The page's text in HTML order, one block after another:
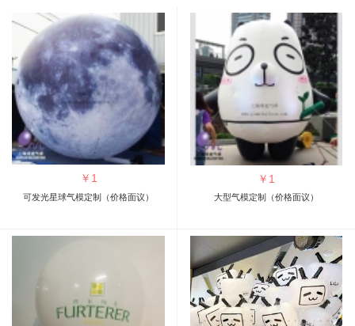
￥ 1
可发光星球气模定制（价格面议）
￥ 1
大型气模定制（价格面议）